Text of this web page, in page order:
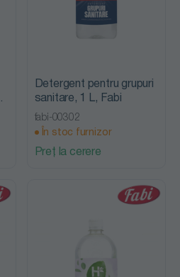
Detergent pentru grupuri
sanitare, 1 L, Fabi
fabi-00302
În stoc furnizor
Preț la cerere